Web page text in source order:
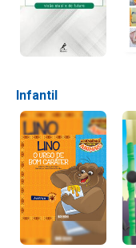
Infantil